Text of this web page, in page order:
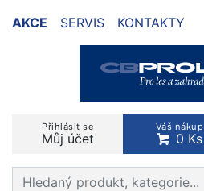
AKCE SERVIS KONTAKTY
Přihlásit se
Můj účet
Váš nákup
0 Ks
Prohledat web